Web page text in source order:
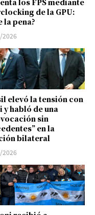
los FPS mediante
de la GPU:
la pena?
elevó la tensión con
y habló de una
sin
en la
bilateral